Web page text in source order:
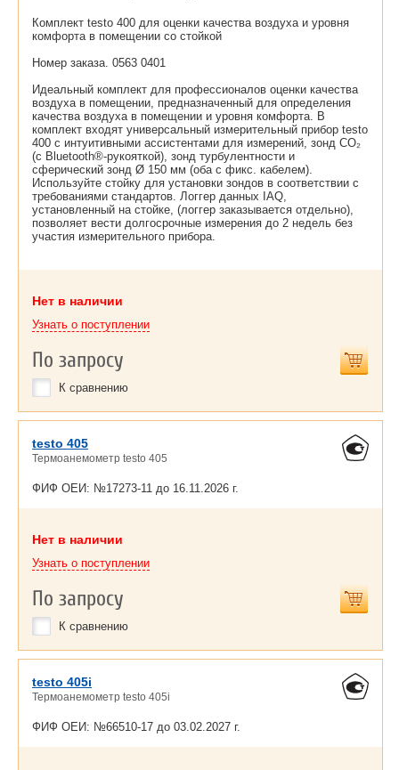
Комплект testo 400 для оценки качества воздуха и уровня
комфорта в помещении со стойкой
Номер заказа. 0563 0401
Идеальный комплект для профессионалов оценки качества
воздуха в помещении, предназначенный для определения
качества воздуха в помещении и уровня комфорта. В
комплект входят универсальный измерительный прибор testo
400 с интуитивными ассистентами для измерений, зонд CO₂
(с Bluetooth®-рукояткой), зонд турбулентности и
сферический зонд Ø 150 мм (оба с фикс. кабелем).
Используйте стойку для установки зондов в соответствии с
требованиями стандартов. Логгер данных IAQ,
установленный на стойке, (логгер заказывается отдельно),
позволяет вести долгосрочные измерения до 2 недель без
участия измерительного прибора.
Нет в наличии
Узнать о поступлении
По запросу
К сравнению
testo 405
Термоанемометр testo 405
ФИФ ОЕИ: №17273-11 до 16.11.2026 г.
Нет в наличии
Узнать о поступлении
По запросу
К сравнению
testo 405i
Термоанемометр testo 405i
ФИФ ОЕИ: №66510-17 до 03.02.2027 г.